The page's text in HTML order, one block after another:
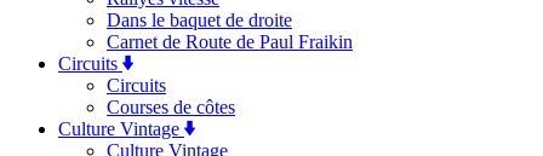
Dans le baquet de droite
Carnet de Route de Paul Fraikin
Circuits
Circuits
Courses de côtes
Culture Vintage
Culture Vintage